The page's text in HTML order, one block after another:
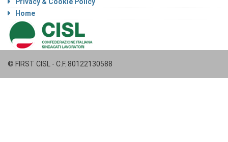
Home
© FIRST CISL - C.F. 80122130588